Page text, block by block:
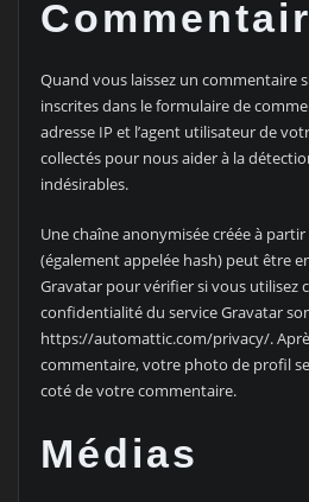
Quand vous laissez un commentaire
inscrites dans le formulaire de
adresse IP et l’agent utilisateur de
collectés pour nous aider à la
indésirables.
Une chaîne anonymisée créée à
(également appelée hash) peut être
Gravatar pour vérifier si vous utilisez
confidentialité du service Gravatar
https://automattic.com/privacy/.
commentaire, votre photo de profil
coté de votre commentaire.
Médias